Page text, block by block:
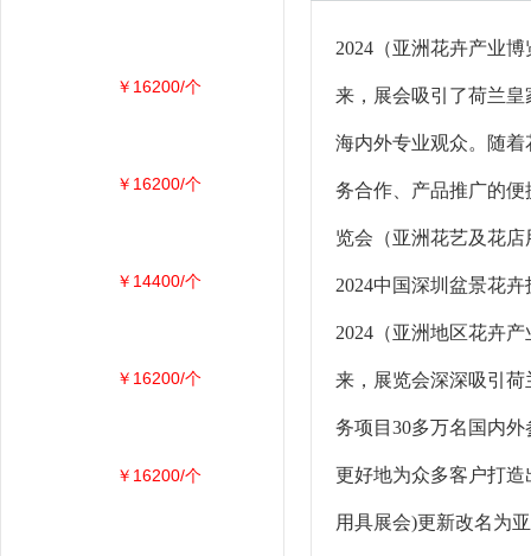
2024（亚洲花卉产业
来，展会吸引了荷兰
海内外专业观众。随
务合作、产品推广的
览会（亚洲花艺及花
2024中国深圳盆景花卉
2024（亚洲地区花卉
来，展览会深深吸引
务项目30多万名国内
更好地为众多客户打
用具展会)更新改名为
￥16200/个
￥16200/个
￥14400/个
￥16200/个
￥16200/个